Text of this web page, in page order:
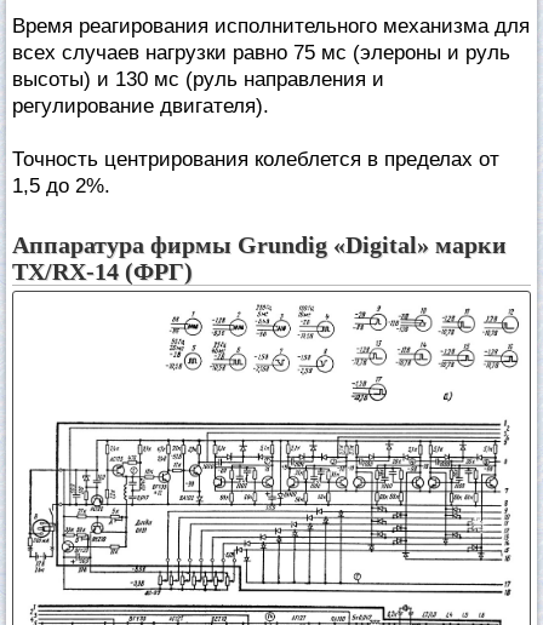
Время реагирования исполнительного механизма для
всех случаев нагрузки равно 75 мс (элероны и руль
высоты) и 130 мс (руль направления и
регулирование двигателя).
Точность центрирования колеблется в пределах от
1,5 до 2%.
Аппаратура фирмы Grundig «Digital» марки
TX/RX-14 (ФРГ)